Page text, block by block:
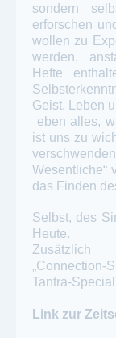
sondern
erforschen
wollen zu
werden,
Hefte
Geist, Leben
eben alles,
ist uns zu
Wesentliche“
das Finden
Selbst, des
Heute.
Zusätzlich
„Connection-
Tantra-
Link zur